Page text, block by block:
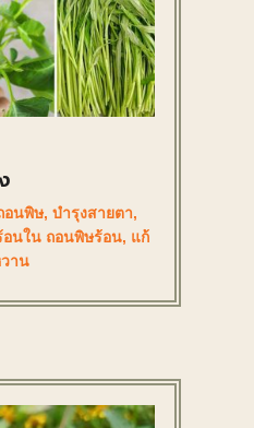
อนพิษ,บำรุงสายตา,
อนใน ถอนพิษร้อน, แก้
าน